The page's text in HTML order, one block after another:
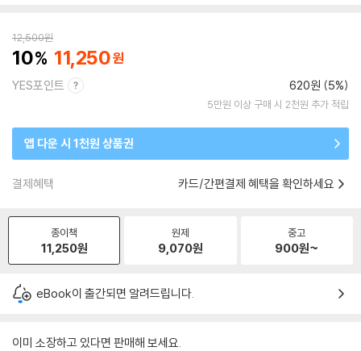
12,500원
10 11,250
YES포인트 620원 (5%)
5만원 이상 구매 시 2천원 추가 적립
앱 다운 시 1천원 상품권
결제혜택 카드/간편결제 혜택을 확인하세요
종이책
11,250원
원제
9,070원
중고
900원~
eBook이 출간되면 알려드립니다.
이미 소장하고 있다면 판매해 보세요.